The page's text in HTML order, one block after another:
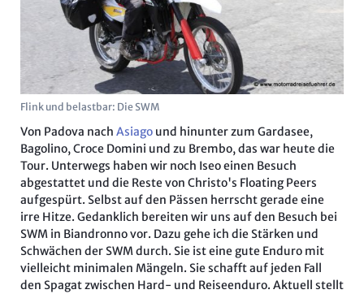
Flink und belastbar: Die SWM
Von Padova nach Asiagound hinunter zum Gardasee,
Bagolino, Croce Domini und zu Brembo, das war heute die
Tour. Unterwegs haben wir noch Iseo einen Besuch
abgestattet und die Reste von Christo's Floating Peers
aufgespürt. Selbst auf den Pässen herrscht gerade eine
irre Hitze. Gedanklich bereiten wir uns auf den Besuch bei
SWM in Biandronno vor. Dazu gehe ich die Stärken und
Schwächen der SWM durch. Sie ist eine gute Enduro mit
vielleicht minimalen Mängeln. Sie schafft auf jeden Fall
den Spagat zwischen Hard- und Reiseenduro. Aktuell stellt